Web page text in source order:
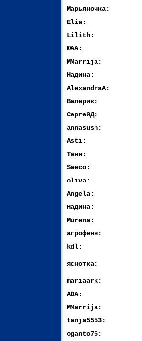
Марьяночка:
Elia:
Lilith:
ЮАА:
MMarrija:
Надина:
AlexandraA:
Валерик:
СергейД:
annasush:
Asti:
Таня:
Saeco:
oliva:
Angela:
Надина:
Murena:
агрофеня:
kdl:
яснотка:
mariaark:
ADA:
MMarrija:
tanja5553:
oganto76: